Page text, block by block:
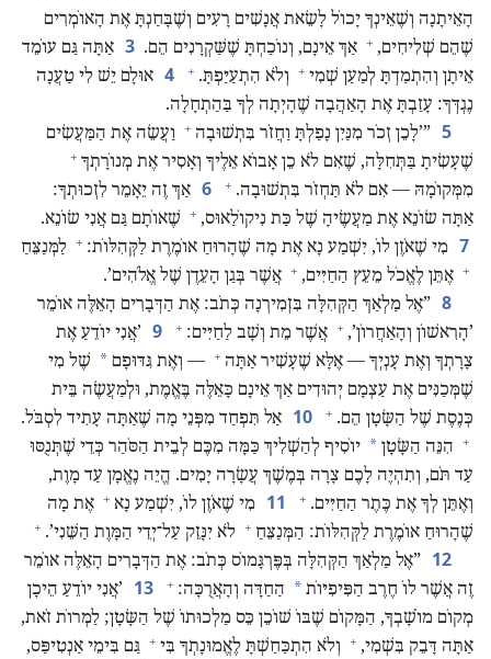
הָאֵיתָנָה וְשֶׁאֵינְךָ יָכוֹל לָשֵׂאת אֲנָשִׁים רָעִים וְשֶׁבָּחַנְתָּ אֶת הָאוֹמְרִים
שֶׁהֵם שְׁלִיחִים,‏ + אַךְ אֵינָם,‏ וְנוֹכַחְתָּ שֶׁשַּׁקְרָנִים הֵם.‏ 3 אַתָּה גַּם עוֹמֵד
אֵיתָן וְהִתְמַדְתָּ לְמַעַן שְׁמִי + וְלֹא הִתְעַיַּפְתָּ.‏ +
4 אוּלָם יֵשׁ לִי טַעֲנָה
נֶגְדְּךָ:‏ עָזַבְתָּ אֶת הָאַהֲבָה שֶׁהָיְתָה לְךָ בַּהַתְחָלָה.‏
5 ‏”‏’‏לָכֵן זְכֹר מִנַּיִן נָפַלְתָּ וַחֲזֹר בִּתְשׁוּבָה + וַעֲשֵׂה אֶת הַמַּעֲשִׂים
שֶׁעָשִׂיתָ בַּתְּחִלָּה,‏ שֶׁאִם לֹא כֵן אָבוֹא אֵלֶיךָ וְאָסִיר אֶת מְנוֹרָתְךָ +
מִמְּקוֹמָהּ — אִם לֹא תַּחְזֹר בִּתְשׁוּבָה.‏ +
6 אַךְ זֶה יֵאָמֵר לִזְכוּתְךָ:‏
אַתָּה שׂוֹנֵא אֶת מַעֲשֶׂיהָ שֶׁל כַּת נִיקוֹלַאוּס,‏ + שֶׁאוֹתָם גַּם אֲנִי שׂוֹנֵא.‏
7 מִי שֶׁאֹזֶן לוֹ,‏ יִשְׁמַע נָא אֶת מָה שֶׁהָרוּחַ אוֹמֶרֶת לַקְּהִלּוֹת:‏ + לַמְּנַצֵּחַ
+ אֶתֵּן לֶאֱכֹל מֵעֵץ הַחַיִּים,‏ + אֲשֶׁר בְּגַן הָעֵדֶן שֶׁל אֱלֹהִים’‏.‏
8 ‏”‏אֶל מַלְאַךְ הַקְּהִלָּה בִּזְמִירְנָה כְּתֹב:‏ אֶת הַדְּבָרִים הָאֵלֶּה אוֹמֵר
’‏הָרִאשׁוֹן וְהָאַחֲרוֹן’‏,‏ + אֲשֶׁר מֵת וְשָׁב לַחַיִּים:‏ +
9 ‏’‏אֲנִי יוֹדֵעַ אֶת
צָרָתְךָ וְאֶת עָנְיְךָ — אֶלָּא שֶׁעָשִׁיר אַתָּה + — וְאֶת גִּדּוּפָם * שֶׁל מִי
שֶׁמְּכַנִּים אֶת עַצְמָם יְהוּדִים אַךְ אֵינָם כָּאֵלֶּה בֶּאֱמֶת,‏ וּלְמַעֲשֶׂה בֵּית
כְּנֶסֶת שֶׁל הַשָּׂטָן הֵם.‏ +
10 אַל תִּפְחַד מִפְּנֵי מָה שֶׁאַתָּה עָתִיד לִסְבֹּל.‏
+ הִנֵּה הַשָּׂטָן * יוֹסִיף לְהַשְׁלִיךְ כַּמָּה מִכֶּם לְבֵית הַסֹּהַר כְּדֵי שֶׁתְּנֻסּוּ
עַד תֹּם,‏ וְתִהְיֶה לָכֶם צָרָה בְּמֶשֶׁךְ עֲשָׂרָה יָמִים.‏ הֱיֵה נֶאֱמָן עַד מָוֶת,‏
וְאֶתֵּן לְךָ אֶת כֶּתֶר הַחַיִּים.‏ +
11 מִי שֶׁאֹזֶן לוֹ,‏ יִשְׁמַע נָא + אֶת מָה
שֶׁהָרוּחַ אוֹמֶרֶת לַקְּהִלּוֹת:‏ הַמְּנַצֵּחַ + לֹא יִנָּזֵק עַל־יְדֵי הַמָּוֶת הַשֵּׁנִי’‏.‏ +
12 ‏”‏אֶל מַלְאַךְ הַקְּהִלָּה בְּפֶּרְגָּמוֹס כְּתֹב:‏ אֶת הַדְּבָרִים הָאֵלֶּה אוֹמֵר
זֶה אֲשֶׁר לוֹ חֶרֶב הַפִּיפִיּוֹת * הַחַדָּה וְהָאֲרֻכָּה:‏ +
13
‏’‏אֲנִי יוֹדֵעַ הֵיכָן
מְקוֹם מוֹשָׁבְךָ,‏ הַמָּקוֹם שֶׁבּוֹ שׁוֹכֵן כֵּס מַלְכוּתוֹ שֶׁל הַשָּׂטָן;‏ לַמְרוֹת זֹאת,‏
אַתָּה דָּבֵק בִּשְׁמִי,‏ + וְלֹא הִתְכַּחַשְׁתָּ לֶאֱמוּנָתְךָ בִּי + גַּם בִּימֵי אַנְטִיפַּס,‏